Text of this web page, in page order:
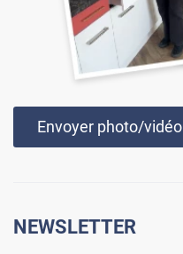
Envoyer photo/vidéo
NEWSLETTER